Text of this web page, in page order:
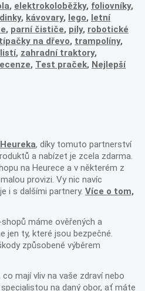
, elektrokoloběžky, foliovníky,
, kávovary, lego, letní
, parní čističe, pily, robotické
na dřevo, trampolíny,
, zahradní traktory,
, Test praček, Nejlepší
Heureka, díky tomuto partnerství
a nabízet je zcela zdarma.
na Heurece a v některém z
provizi. Vy nic navíc
i s dalšími partnery. Více o tom,
máme ověřených a
jen ty, které jsou bezpečné.
způsobené výběrem
mají vliv na vaše zdraví nebo
na daný obor, ať máte